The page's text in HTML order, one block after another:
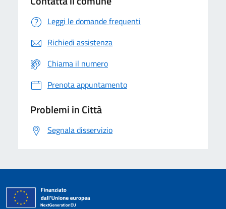
Leggi le domande frequenti
Richiedi assistenza
Chiama il numero
Prenota appuntamento
Problemi in Città
Segnala disservizio